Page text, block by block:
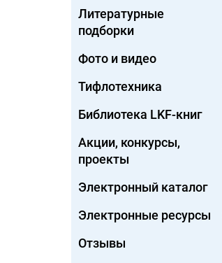
Литературные
подборки
Фото и видео
Тифлотехника
Библиотека LKF-книг
Акции, конкурсы,
проекты
Электронный каталог
Электронные ресурсы
Отзывы